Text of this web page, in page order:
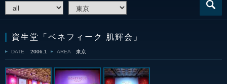
資生堂「ベネフィーク 肌輝会」
DATE 2006.1 AREA 東京